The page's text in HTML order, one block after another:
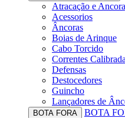
Atracação e
Acessorios
Âncoras
Boias de Arinque
Cabo Torcido
Correntes
Defensas
Destocedores
Guincho
Lançadores de
BOTA FORA
BOTA